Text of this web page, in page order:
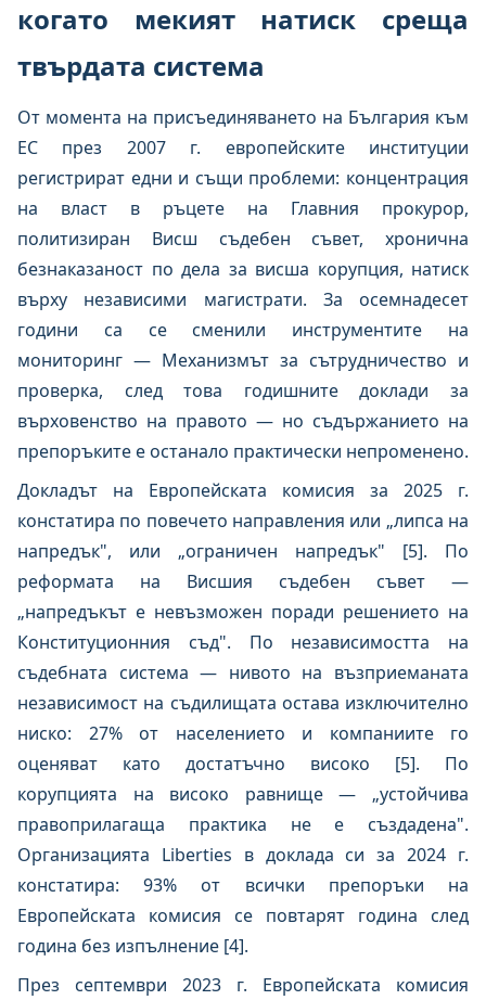
когато мекият натиск среща
твърдата система
От момента на присъединяването на България към
ЕС през 2007 г. европейските институции
регистрират едни и същи проблеми: концентрация
на власт в ръцете на Главния прокурор,
политизиран Висш съдебен съвет, хронична
безнаказаност по дела за висша корупция, натиск
върху независими магистрати. За осемнадесет
години са се сменили инструментите на
мониторинг — Механизмът за сътрудничество и
проверка, след това годишните доклади за
върховенство на правото — но съдържанието на
препоръките е останало практически непроменено.
Докладът на Европейската комисия за 2025 г.
констатира по повечето направления или „липса на
напредък", или „ограничен напредък" [5]. По
реформата на Висшия съдебен съвет —
„напредъкът е невъзможен поради решението на
Конституционния съд". По независимостта на
съдебната система — нивото на възприеманата
независимост на съдилищата остава изключително
ниско: 27% от населението и компаниите го
оценяват като достатъчно високо [5]. По
корупцията на високо равнище — „устойчива
правоприлагаща практика не е създадена".
Организацията Liberties в доклада си за 2024 г.
констатира: 93% от всички препоръки на
Европейската комисия се повтарят година след
година без изпълнение [4].
През септември 2023 г. Европейската комисия